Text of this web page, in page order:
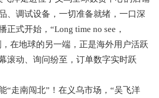
、调试设备，一切准备就绪，一口深
正式开始，“Long time no see，
在地球的另一端，正是海外用户活跃
滚动、询问纷至，订单数字实时跃
南闯北”！在义乌市场，“吴飞洋